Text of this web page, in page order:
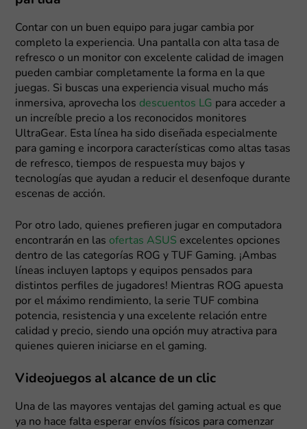
Contar con un buen equipo para jugar cambia por
completo la experiencia. Una pantalla con alta tasa de
refresco o un monitor con excelente calidad de imagen
pueden cambiar completamente la forma en la que
juegas. Si buscas una experiencia visual mucho más
inmersiva, aprovecha los descuentos LG para acceder a
un increíble precio a los reconocidos monitores
UltraGear. Esta línea ha sido diseñada especialmente
para gaming e incorpora características como altas tasas
de refresco, tiempos de respuesta muy bajos y
tecnologías que ayudan a reducir el desenfoque durante
escenas de acción.
Por otro lado, quienes prefieren jugar en computadora
encontrarán en las ofertas ASUS excelentes opciones
dentro de las categorías ROG y TUF Gaming. ¡Ambas
líneas incluyen laptops y equipos pensados para
distintos perfiles de jugadores! Mientras ROG apuesta
por el máximo rendimiento, la serie TUF combina
potencia, resistencia y una excelente relación entre
calidad y precio, siendo una opción muy atractiva para
quienes quieren iniciarse en el gaming.
Videojuegos al alcance de un clic
Una de las mayores ventajas del gaming actual es que
ya no hace falta esperar envíos físicos para comenzar